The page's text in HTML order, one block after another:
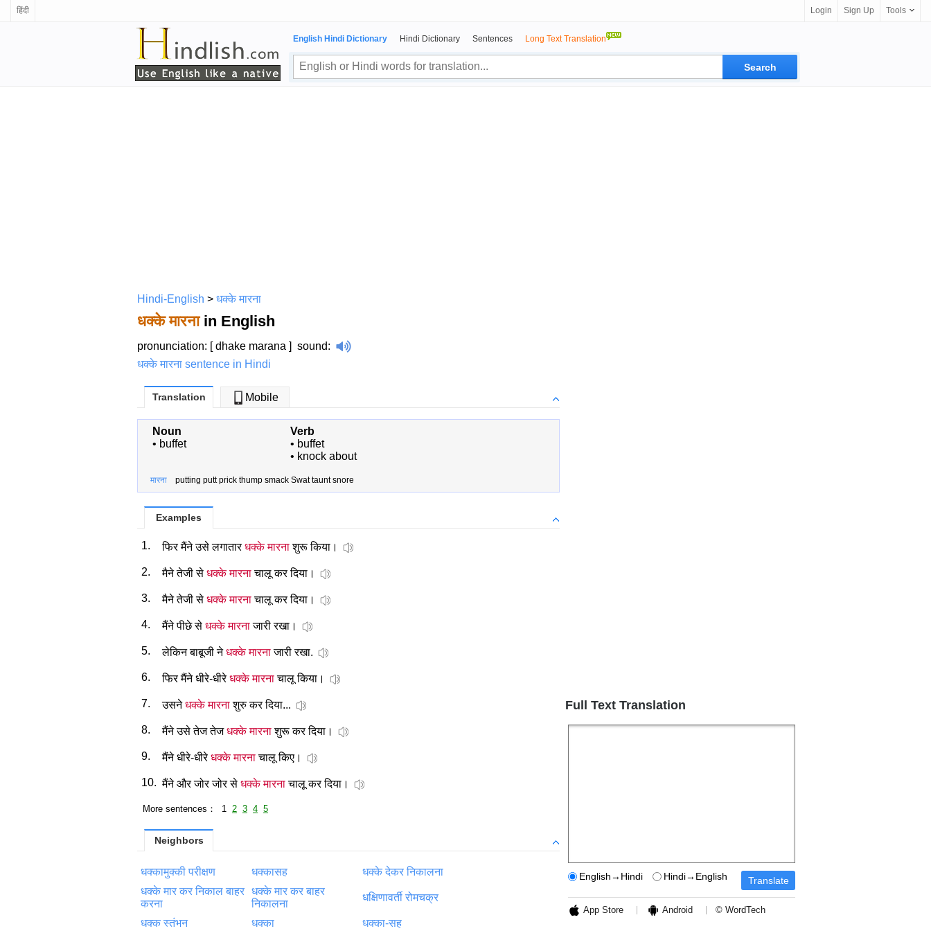
हिंदी Login Sign Up Tools
English Hindi Dictionary Hindi Dictionary Sentences Long Text Translation
Hindi-English > धक्के मारना
धक्के मारनाin English
pronunciation: [ dhake marana ] sound:
धक्के मारना sentence in Hindi
Translation Mobile
Noun
• buffet
Verb
• buffet
• knock about
मारना putting putt prick thump smack Swat taunt snore
Examples
1. फिर मैंने उसे लगातारधक्के मारनाशुरू किया।
2. मैने तेजी से धक्के मारनाचालू कर दिया।
3. मैने तेजी से धक्के मारनाचालू कर दिया।
4. मैंने पीछे से धक्के मारनाजारी रखा।
5. लेकिन बाबूजी नेधक्के मारनाजारी रखा.
6. फिर मैंने धीरे-धीरेधक्के मारनाचालू किया।
7. उसनेधक्के मारनाशुरु कर दिया...
8. मैंने उसे तेज तेजधक्के मारनाशुरू कर दिया।
9. मैंने धीरे-धीरेधक्के मारनाचालू किए।
10. मैंने और जोर जोर से धक्के मारनाचालू कर दिया।
More sentences： 1 2 3 4 5
Neighbors
धक्कामुक्की परीक्षण धक्कासह
धक्के देकर निकालना
धक्के मार कर निकाल बाहर
करना
धक्के मार कर बाहर
निकालना
धक्षिणावर्ती रोमचक्र
धक्‍क स्तंभन धक्‍का धक्‍का-सह
Full Text Translation
English→Hindi Hindi→English
App Store Android © WordTech